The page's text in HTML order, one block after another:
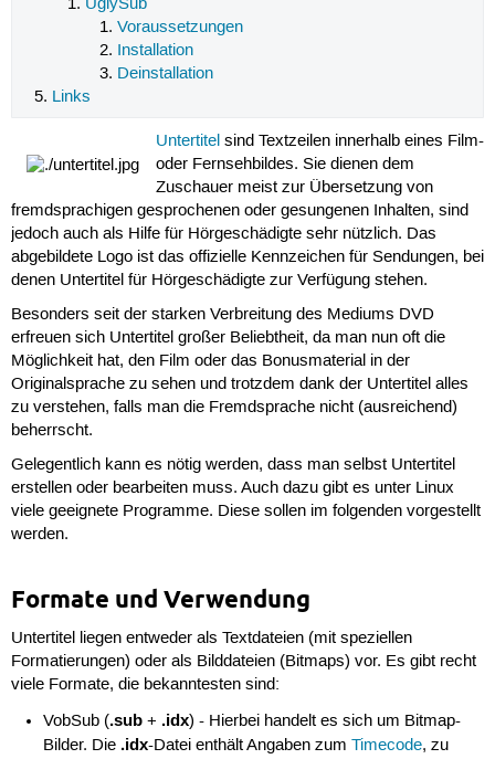
UglySub
Voraussetzungen
Installation
Deinstallation
Links
Untertitel sind Textzeilen innerhalb eines Film-
oder Fernsehbildes. Sie dienen dem
Zuschauer meist zur Übersetzung von
fremdsprachigen gesprochenen oder gesungenen Inhalten, sind
jedoch auch als Hilfe für Hörgeschädigte sehr nützlich. Das
abgebildete Logo ist das offizielle Kennzeichen für Sendungen, bei
denen Untertitel für Hörgeschädigte zur Verfügung stehen.
Besonders seit der starken Verbreitung des Mediums DVD
erfreuen sich Untertitel großer Beliebtheit, da man nun oft die
Möglichkeit hat, den Film oder das Bonusmaterial in der
Originalsprache zu sehen und trotzdem dank der Untertitel alles
zu verstehen, falls man die Fremdsprache nicht (ausreichend)
beherrscht.
Gelegentlich kann es nötig werden, dass man selbst Untertitel
erstellen oder bearbeiten muss. Auch dazu gibt es unter Linux
viele geeignete Programme. Diese sollen im folgenden vorgestellt
werden.
Formate und Verwendung
Untertitel liegen entweder als Textdateien (mit speziellen
Formatierungen) oder als Bilddateien (Bitmaps) vor. Es gibt recht
viele Formate, die bekanntesten sind:
VobSub (.sub + .idx) - Hierbei handelt es sich um Bitmap-
Bilder. Die .idx-Datei enthält Angaben zumTimecode, zu